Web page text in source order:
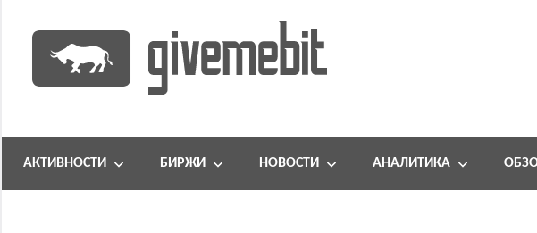
содержимому
GiveMeBit.com
портал
АКТИВНОСТИ БИРЖИ НОВОСТИ АНАЛИТИКА